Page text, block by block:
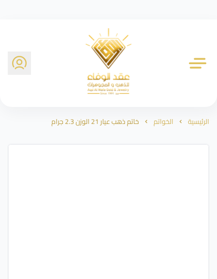
شركة عقد الوفاء للذهب
الرئيسية الخواتم خاتم ذهب عيار 21 الوزن 2.3 جرام